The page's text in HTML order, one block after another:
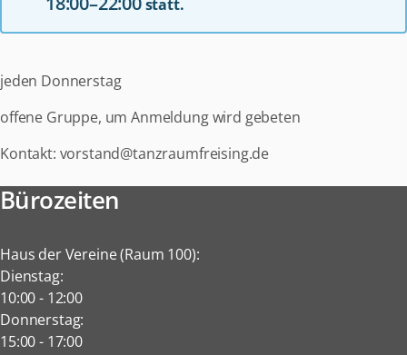
statt.
jeden Donnerstag
offene Gruppe, um Anmeldung wird gebeten
Kontakt: vorstand@tanzraumfreising.de
Bürozeiten
Haus der Vereine (Raum 100):
Dienstag:
10:00- 12:00
Donnerstag:
15:00- 17:00